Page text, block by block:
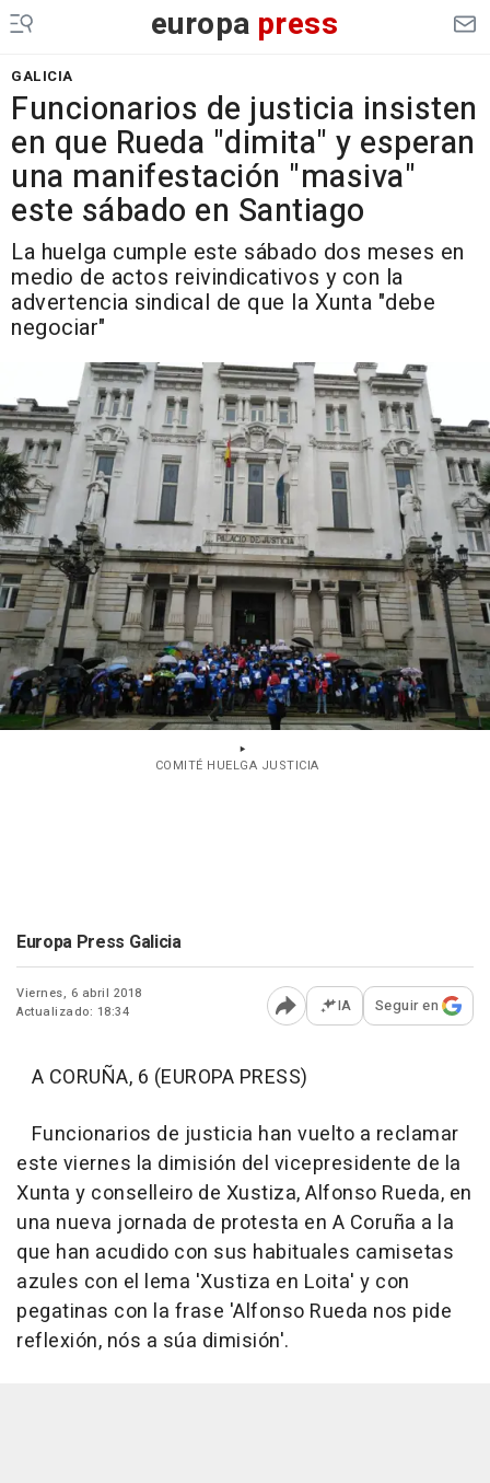
europa press
GALICIA
Funcionarios de justicia insisten
en que Rueda "dimita" y esperan
una manifestación "masiva"
este sábado en Santiago
La huelga cumple este sábado dos meses en
medio de actos reivindicativos y con la
advertencia sindical de que la Xunta "debe
negociar"
COMITÉ HUELGA JUSTICIA
Europa Press Galicia
Viernes, 6 abril 2018
Actualizado: 18:34
Abrir opciones para
IA Seguir en
A CORUÑA, 6 (EUROPA PRESS)
Funcionarios de justicia han vuelto a reclamar
este viernes la dimisión del vicepresidente de la
Xunta y conselleiro de Xustiza, Alfonso Rueda, en
una nueva jornada de protesta en A Coruña a la
que han acudido con sus habituales camisetas
azules con el lema 'Xustiza en Loita' y con
pegatinas con la frase 'Alfonso Rueda nos pide
reflexión, nós a súa dimisión'.